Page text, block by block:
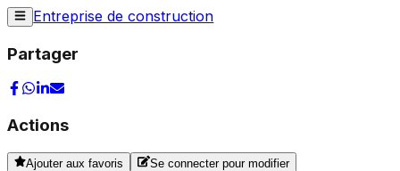
Entreprise de construction
Partager
Actions
Ajouter aux favoris Se connecter pour modifier